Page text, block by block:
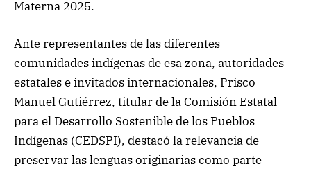
Materna 2025.
Ante representantes de las diferentes
comunidades indígenas de esa zona, autoridades
estatales e invitados internacionales, Prisco
Manuel Gutiérrez, titular de la Comisión Estatal
para el Desarrollo Sostenible de los Pueblos
Indígenas (CEDSPI), destacó la relevancia de
preservar las lenguas originarias como parte